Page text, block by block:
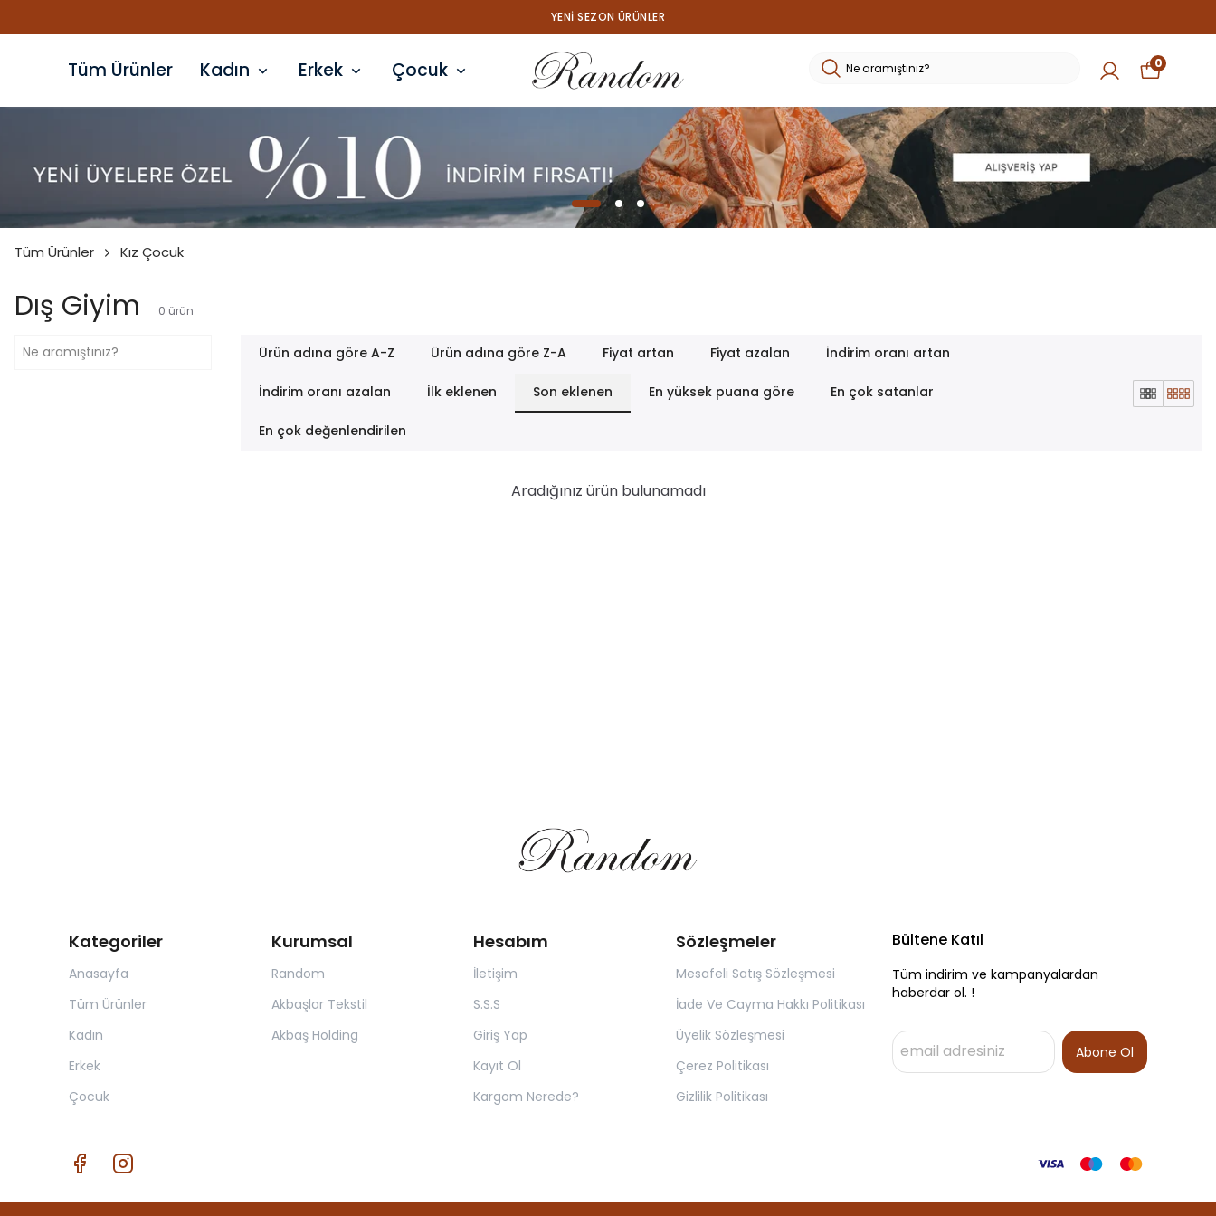
YENI SEZON ÜRÜNLER
Tüm Ürünler Kadın Erkek Çocuk 0
Tüm Ürünler Kız Çocuk
Dış Giyim 0 ürün
Ürün adına göre A-Z Ürün adına göre Z-A Fiyat artan Fiyat azalan İndirim oranı artan
İndirim oranı azalan İlk eklenen Son eklenen En yüksek puana göre En çok satanlar
En çok değenlendirilen
Aradığınız ürün bulunamadı
Kategoriler
Anasayfa
Tüm Ürünler
Kadın
Erkek
Çocuk
Kurumsal
Random
Akbaşlar Tekstil
Akbaş Holding
Hesabım
İletişim
S.S.S
Giriş Yap
Kayıt Ol
Kargom Nerede?
Sözleşmeler
Mesafeli Satış Sözleşmesi
İade Ve Cayma Hakkı Politikası
Üyelik Sözleşmesi
Çerez Politikası
Gizlilik Politikası
Bültene Katıl
Tüm indirim ve kampanyalardan
haberdar ol. !
Abone Ol